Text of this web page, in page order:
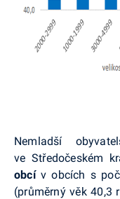
Nemladší
ve Středočeském
obcív obcích s
(průměrný věk 40,3